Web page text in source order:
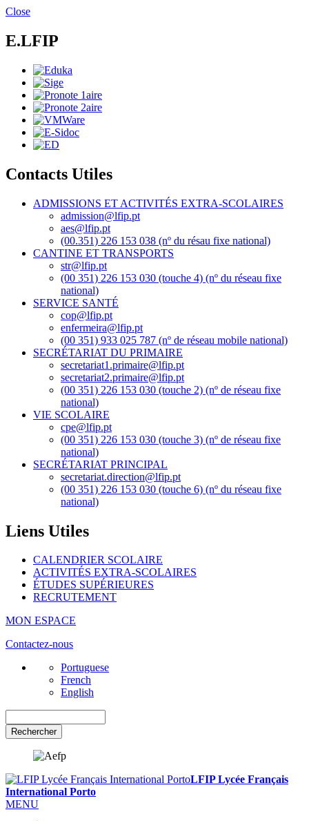
Aller
contenu
principal
Close
E.LFIP
Contacts Utiles
ADMISSIONS ET ACTIVITÉS EXTRA-SCOLAIRES
admission@lfip.pt
aes@lfip.pt
(00.351) 226 153 038 (nº du résau fixe national)
CANTINE ET TRANSPORTS
str@lfip.pt
(00 351) 226 153 030 (touche 4) (nº du réseau fixe
national)
SERVICE SANTÉ
cop@lfip.pt
enfermeira@lfip.pt
(00 351) 933 025 787 (nº de réseau mobile national)
SECRÉTARIAT DU PRIMAIRE
secretariat1.primaire@lfip.pt
secretariat2.primaire@lfip.pt
(00 351) 226 153 030 (touche 2) (nº de réseau fixe
national)
VIE SCOLAIRE
cpe@lfip.pt
(00 351) 226 153 030 (touche 3) (nº de réseau fixe
national)
SECRÉTARIAT PRINCIPAL
secretariat.direction@lfip.pt
(00 351) 226 153 030 (touche 6) (nº du réseau fixe
national)
Liens Utiles
CALENDRIER SCOLAIRE
ACTIVITÉS EXTRA-SCOLAIRES
ÉTUDES SUPÉRIEURES
RECRUTEMENT
MON ESPACE
Contactez-nous
Portuguese
French
English
LFIP Lycée Français
International Porto
MENU